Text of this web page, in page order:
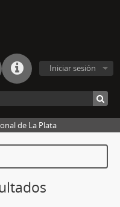
Iniciar sesión
de La Plata